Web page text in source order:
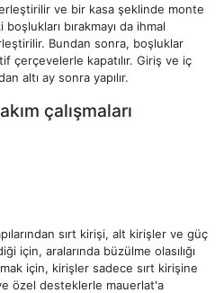
ve bir kasa şeklinde monte
bırakmayı da ihmal
Bundan sonra, boşluklar
çerçevelerle kapatılır. Giriş ve iç
altı ay sonra yapılır.
çalışmaları
sırt kirişi, alt kirişler ve güç
için, aralarında büzülme olasılığı
için, kirişler sadece sırt kirişine
özel desteklerle mauerlat'a